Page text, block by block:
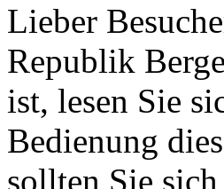
Lieber
Republik
ist, lesen Sie
Bedienung
sollten Sie